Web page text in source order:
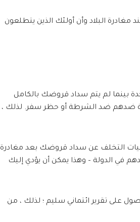
البلاد وأن أولئك الذين يتطلعون
بينما لم يتم سداد قروضك بالكامل
ضدهم ضد الشرطة أو حظر سفر. لذلك ،
التخلف عن سداد قروضك بعد مغادرة
في الدولة – وهذا يمكن أن يؤدي إليك
على تقرير ائتماني سليم ؛ لذلك ، من